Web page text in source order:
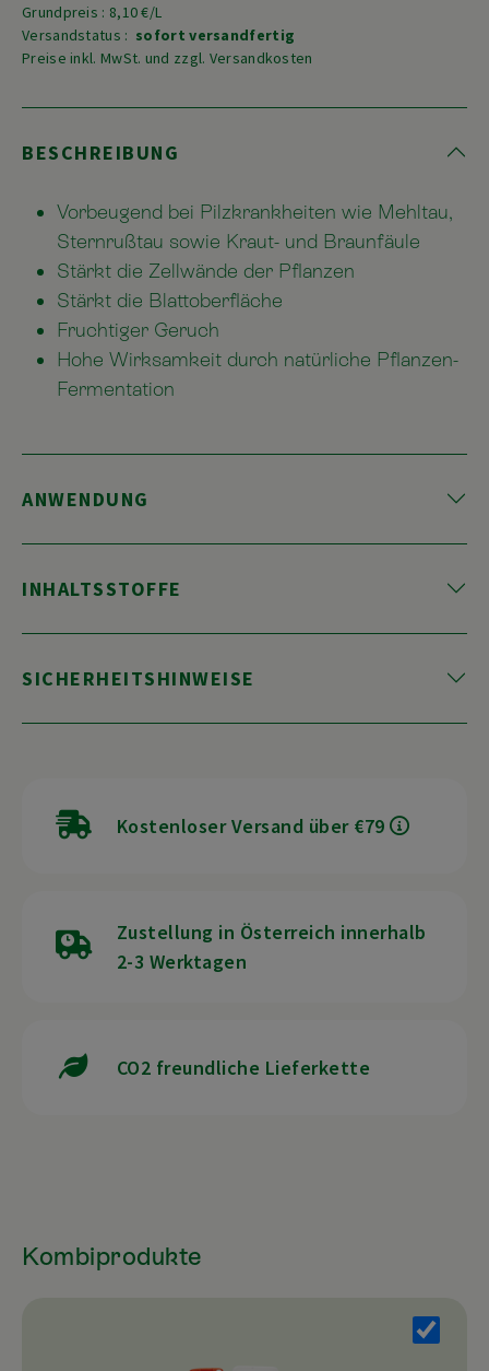
Grundpreis : 8,10 €/L
Versandstatus : sofort versandfertig
Preise inkl. MwSt. und zzgl. Versandkosten
BESCHREIBUNG
Vorbeugend bei Pilzkrankheiten wie Mehltau,
Sternrußtau sowie Kraut- und Braunfäule
Stärkt die Zellwände der Pflanzen
Stärkt die Blattoberfläche
Fruchtiger Geruch
Hohe Wirksamkeit durch natürliche Pflanzen-
Fermentation
ANWENDUNG
INHALTSSTOFFE
SICHERHEITSHINWEISE
Kostenloser Versand über €79
Zustellung in Österreich innerhalb
2-3 Werktagen
CO2 freundliche Lieferkette
Kombiprodukte